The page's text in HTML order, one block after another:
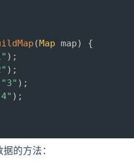
(Map map)
{
) ;
) ;
"3" ) ;
) ;
的方法：